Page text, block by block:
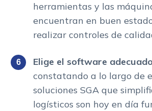
herramientas y las
encuentran en buen
realizar controles de
Elige el software
constatando a lo largo de
soluciones SGA que
logísticos son hoy en día